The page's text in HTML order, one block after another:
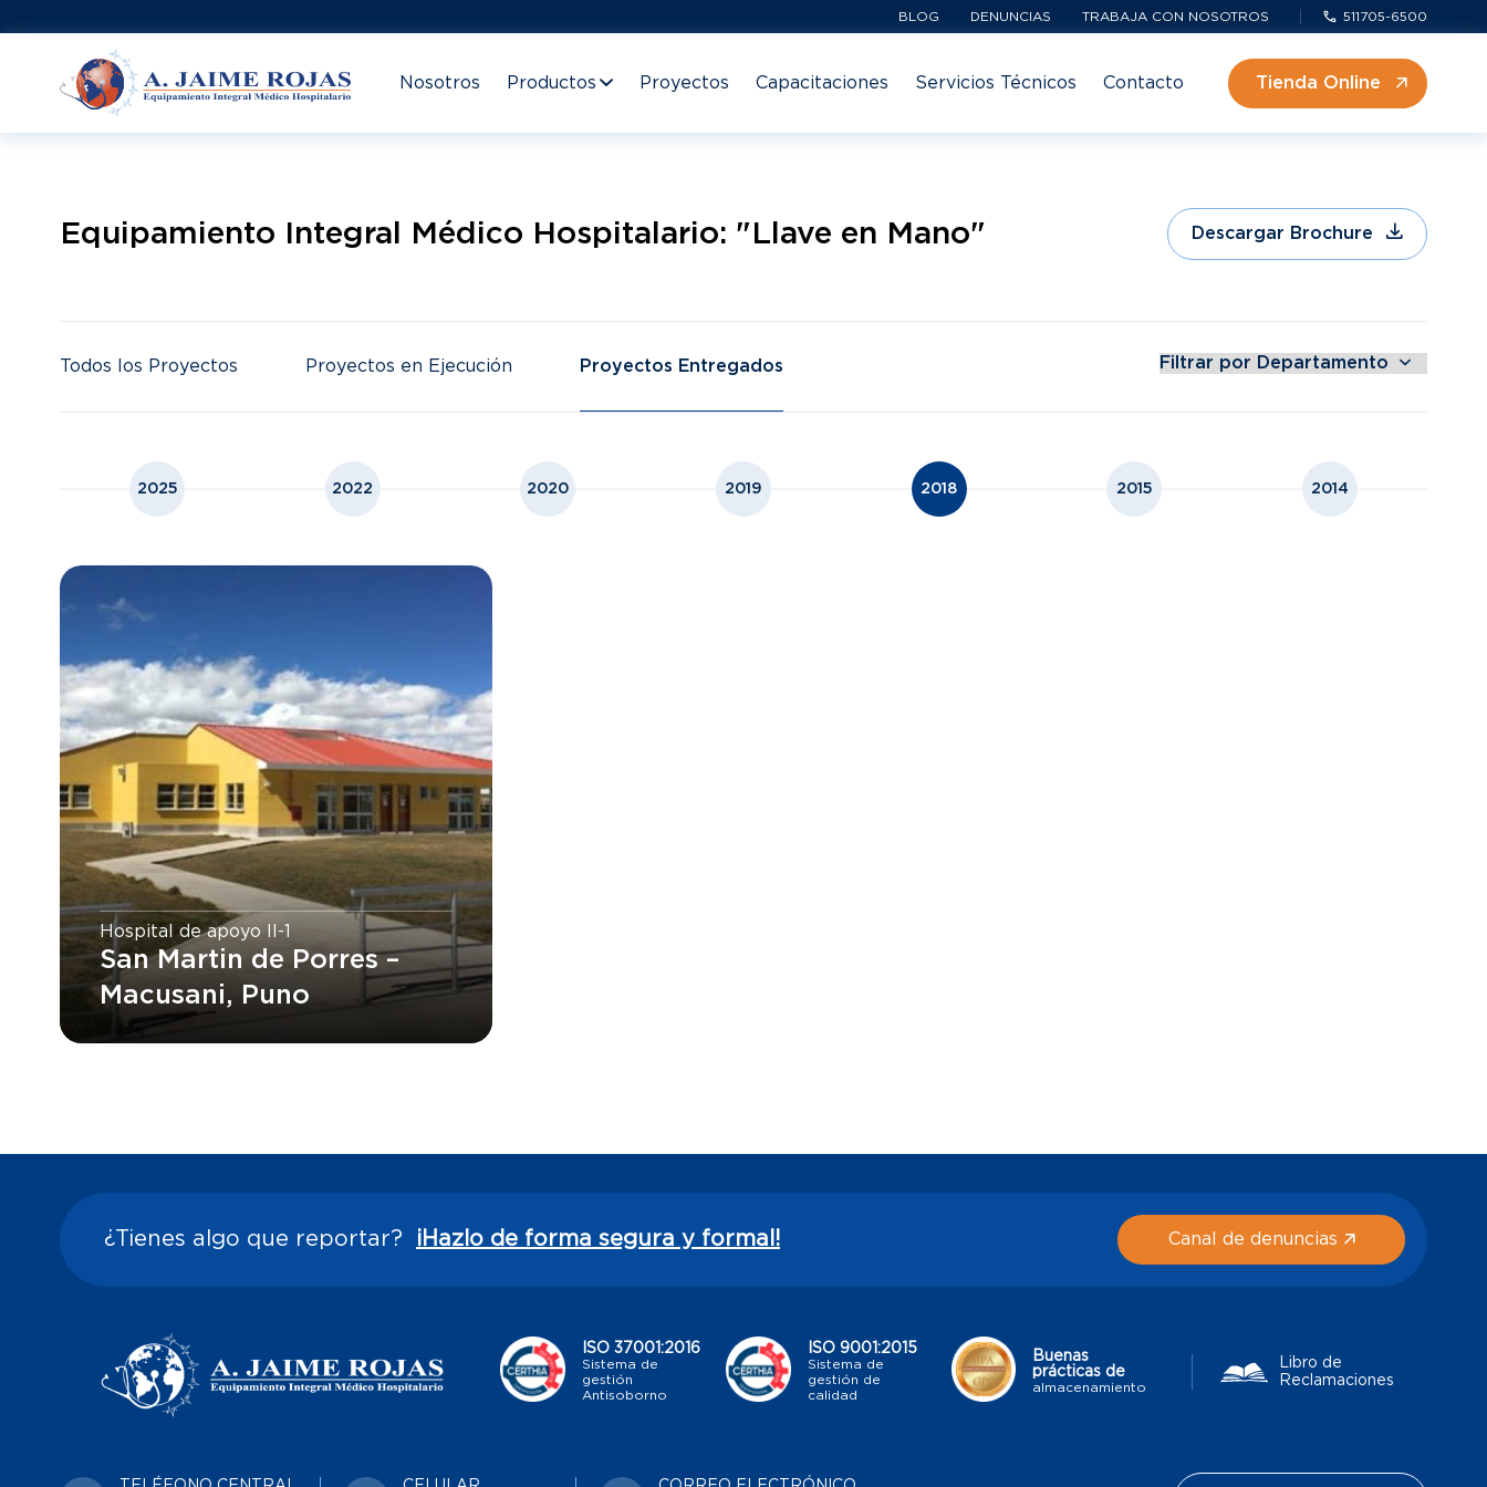
BLOG DENUNCIAS TRABAJA CON NOSOTROS 511705-6500
Nosotros Productos Proyectos Capacitaciones Servicios Técnicos Contacto Tienda Online
Equipamiento Integral Médico Hospitalario: "Llave en Mano" Descargar Brochure
Todos los Proyectos Proyectos en Ejecución Proyectos Entregados
2025 2022 2020 2019 2018 2015 2014
Hospital de apoyo II-1
San Martin de Porres –
Macusani, Puno
¿Tienes algo que reportar? ¡Hazlo de forma segura y formal! Canal de denuncias
ISO 37001:2016
Sistema de
gestión
Antisoborno
ISO 9001:2015
Sistema de
gestión de
calidad
Buenas
prácticas de
almacenamiento
Libro de
Reclamaciones